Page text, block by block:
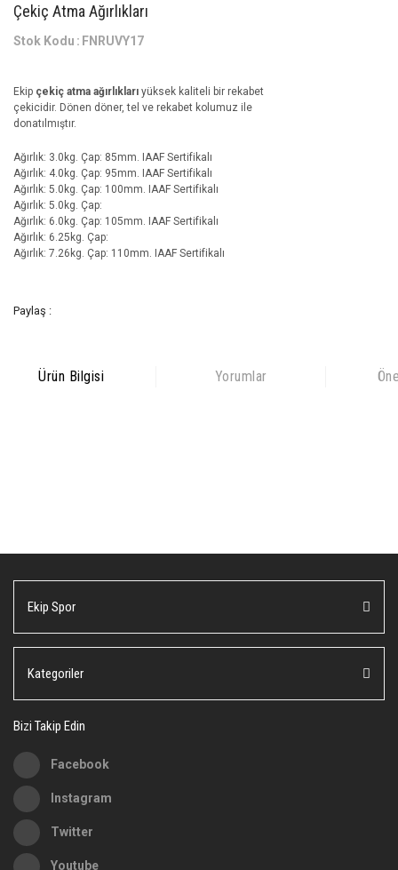
Çekiç Atma Ağırlıkları
Stok Kodu FNRUVY17
Ekip çekiç atma ağırlıkları yüksek kaliteli bir rekabet
çekicidir. Dönen döner, tel ve rekabet kolumuz ile
donatılmıştır.
Ağırlık: 3.0kg. Çap: 85mm. IAAF Sertifikalı
Ağırlık: 4.0kg. Çap: 95mm. IAAF Sertifikalı
Ağırlık: 5.0kg. Çap: 100mm. IAAF Sertifikalı
Ağırlık: 5.0kg. Çap:
Ağırlık: 6.0kg. Çap: 105mm. IAAF Sertifikalı
Ağırlık: 6.25kg. Çap:
Ağırlık: 7.26kg. Çap: 110mm. IAAF Sertifikalı
Paylaş :
Ürün Bilgisi Yorumlar
Ürün resmi kalitesiz, bozuk veya görüntülenemiyor.
Ürün açıklamasında eksik bilgiler bulunuyor.
Ürün fiyatı diğer sitelerden daha pahalı.
Bu ürüne benzer farklı alternatifler olmalı.
Ekip Spor
Kategoriler
Bizi Takip Edin
Facebook
Instagram
Twitter
Youtube